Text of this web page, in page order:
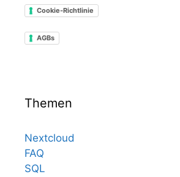
Cookie-Richtlinie
AGBs
Themen
Nextcloud
FAQ
SQL